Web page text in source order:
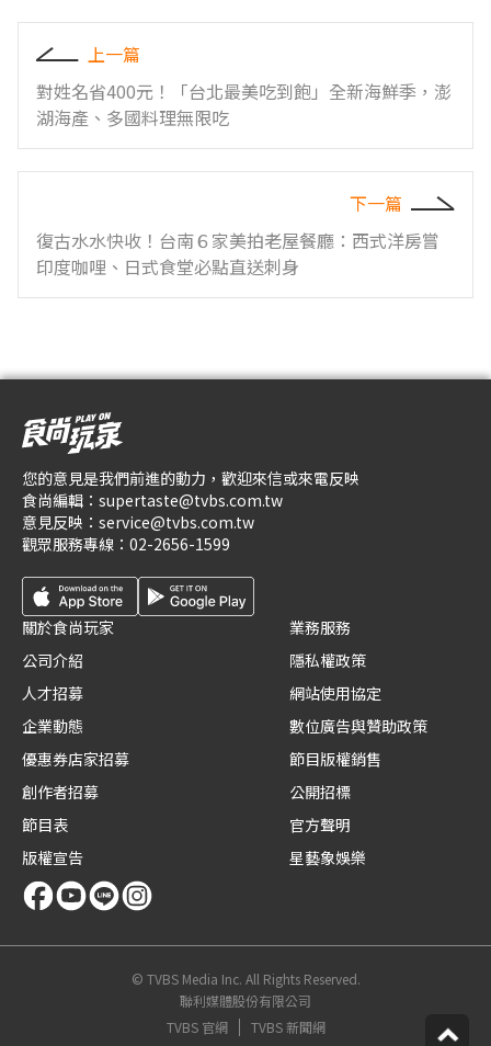
上一篇
對姓名省400元！「台北最美吃到飽」全新海鮮季，澎
湖海產、多國料理無限吃
下一篇
復古水水快收！台南６家美拍老屋餐廳：西式洋房嘗
印度咖哩、日式食堂必點直送刺身
您的意見是我們前進的動力，歡迎來信或來電反映
食尚編輯： supertaste@tvbs.com.tw
意見反映： service@tvbs.com.tw
觀眾服務專線： 02-2656-1599
關於食尚玩家
公司介紹
人才招募
企業動態
優惠券店家招募
創作者招募
節目表
版權宣告
業務服務
隱私權政策
網站使用協定
數位廣告與贊助政策
節目版權銷售
公開招標
官方聲明
星藝象娛樂
© TVBS Media Inc. All Rights Reserved.
聯利媒體股份有限公司
TVBS 官網
TVBS 新聞網